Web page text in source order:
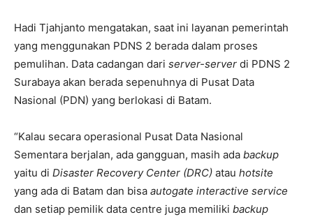
Hadi Tjahjanto mengatakan, saat ini layanan pemerintah
yang menggunakan PDNS 2 berada dalam proses
pemulihan. Data cadangan dari server-server di PDNS 2
Surabaya akan berada sepenuhnya di Pusat Data
Nasional (PDN) yang berlokasi di Batam.
“Kalau secara operasional Pusat Data Nasional
Sementara berjalan, ada gangguan, masih ada backup
yaitu di Disaster Recovery Center (DRC) atau hotsite
yang ada di Batam dan bisa autogate interactive service
dan setiap pemilik data centre juga memiliki backup